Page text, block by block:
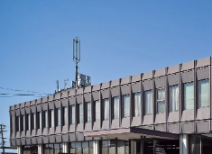
奈良エリア
鳥取エリア
岡山エリア
山口エリア